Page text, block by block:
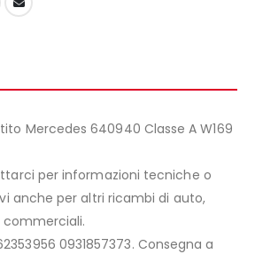
Mercedes 640940 Classe A W169
per informazioni tecniche o
anche per altri ricambi di auto,
0931857373. Consegna a